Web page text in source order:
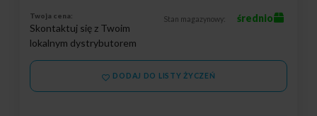
Twoja cena:
Skontaktuj się z Twoim
lokalnym dystrybutorem
Stan magazynowy: średnio
DODAJ DO LISTY ŻYCZEŃ